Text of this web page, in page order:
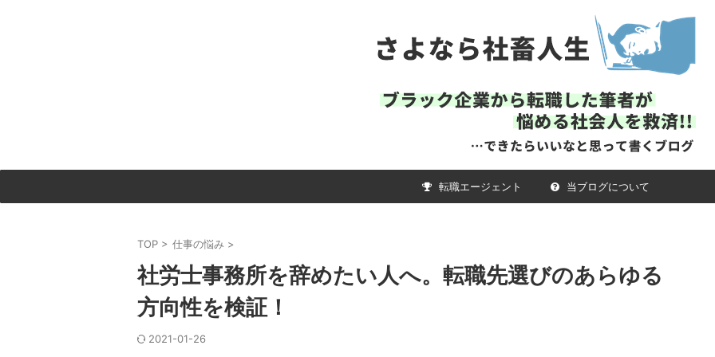
転職エージェント 当ブログについて
TOP > 仕事の悩み >
社労士事務所を辞めたい人へ。転職先選びのあらゆる
方向性を検証！
2021-01-26